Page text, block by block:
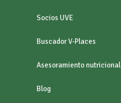
Socios UVE
Buscador V-Places
Asesoramiento nutricional
Blog